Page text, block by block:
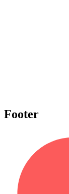
Footer